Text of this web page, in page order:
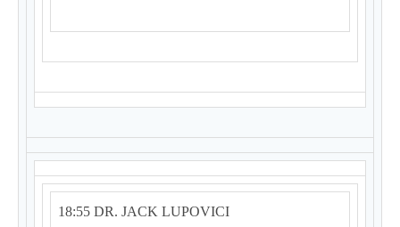
18:55 DR. JACK LUPOVICI